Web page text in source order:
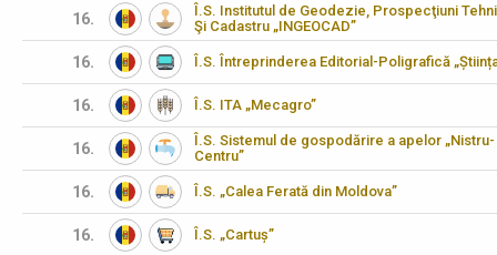
16.
Î.S. Institutul de Geodezie, Prospecţiuni
Şi Cadastru „INGEOCAD”
16. Î.S. Întreprinderea Editorial-Poligrafică
16. Î.S. ITA „Mecagro”
16.
Î.S. Sistemul de gospodărire a apelor „Nistru-
Centru”
16. Î.S. „Calea Ferată din Moldova”
16. Î.S. „Cartuș”